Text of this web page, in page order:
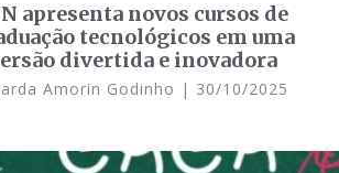
apresenta novos cursos de
tecnológicos em uma
divertida e inovadora
Amorin Godinho 30/10/2025